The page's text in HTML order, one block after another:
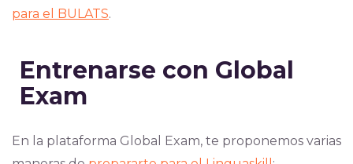
para el BULATS.
Entrenarse con Global
Exam
En la plataforma Global Exam, te proponemos varias